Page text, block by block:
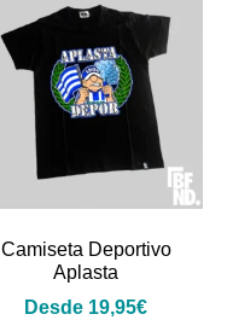
Camiseta Deportivo
Aplasta
Desde 19,95€